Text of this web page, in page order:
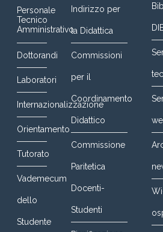
Personale
Tecnico
Amministrativo
Dottorandi
Laboratori
Internazionalizzazione
Orientamento
Tutorato
Vademecum
dello
Studente
Indirizzo per
la Didattica
Commissioni
per il
Coordinamento
Didattico
Commissione
Paritetica
Docenti-
Studenti